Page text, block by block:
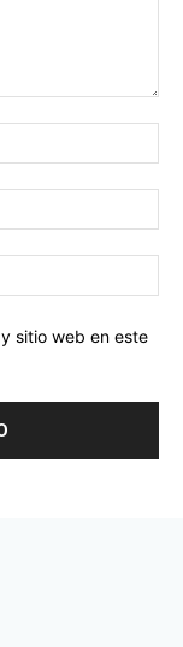
sitio web en este